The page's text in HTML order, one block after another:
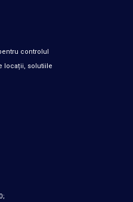
controlul
locații, solutiile